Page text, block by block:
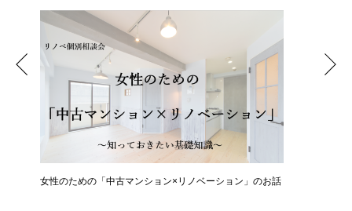
女性のための「中古マンション×リノベーション」のお話